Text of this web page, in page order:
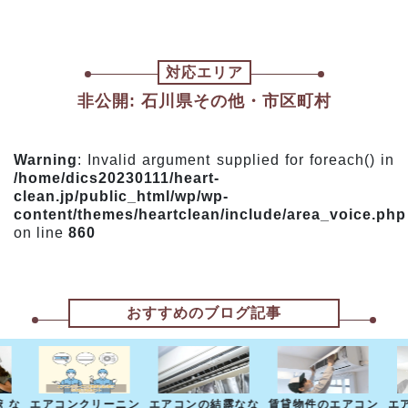
対応エリア
非公開: 石川県その他・市区町村
Warning: Invalid argument supplied for foreach() in
/home/dics20230111/heart-
clean.jp/public_html/wp/wp-
content/themes/heartclean/include/area_voice.php
on line 860
おすすめのブログ記事
な エアコンクリーニン エアコンの結露なな 賃貸物件のエアコン エ